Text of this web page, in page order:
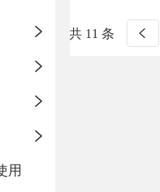
用
共 11 条